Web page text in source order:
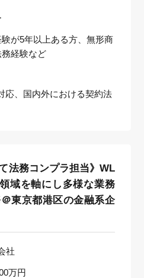
が5年以上ある方、無形商
経験など
応、国内外における契約法
法務コンプラ担当》WL
域を軸にし多様な業務
東京都港区の金融系企
社
万円